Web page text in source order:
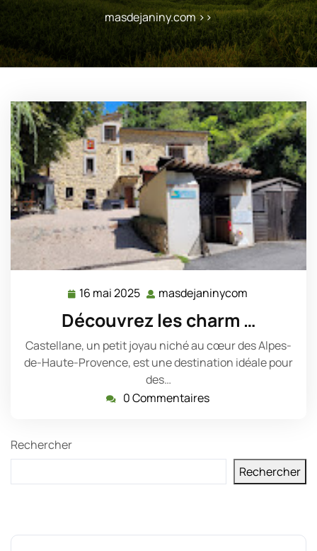
masdejaniny.com>>
16 mai 2025 16
mai
2025
masdejaninycom
Découvrez les charm …
Castellane, un petit joyau niché au cœur des Alpes-
de-Haute-Provence, est une destination idéale pour
des…
0 Commentaires
Rechercher
Rechercher